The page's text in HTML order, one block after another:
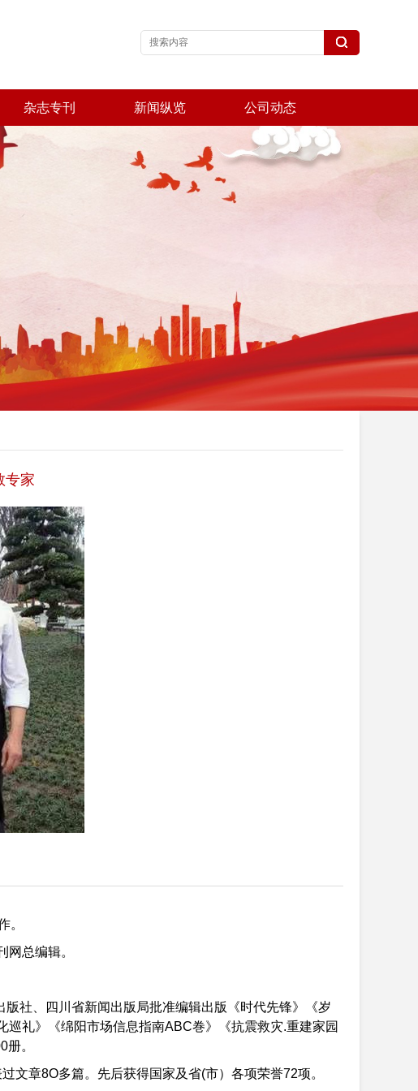
杂志专刊 新闻纵览 公司动态
专家
。
总编辑。
社、四川省新闻出版局批准编辑出版《时代先锋》《岁
礼》《绵阳市场信息指南ABC巻》《抗震救灾.重建家园
。
文章8O多篇。先后获得国家及省(市）各项荣誉72项。